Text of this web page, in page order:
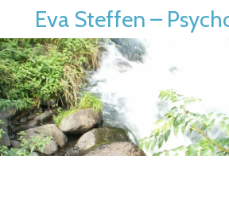
Hauptinhalt
springen
Eva Steffen –